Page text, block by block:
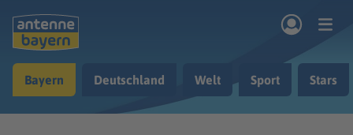
Musik & Radio
Bayern Deutschland Welt Sport Stars